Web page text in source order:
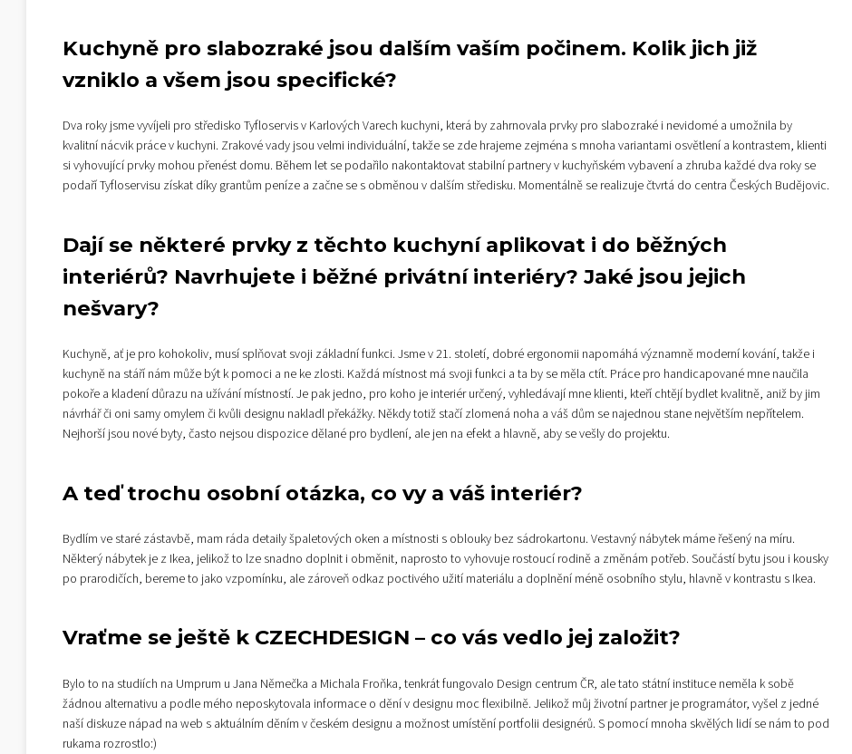
Kuchyně pro slabozraké jsou dalším vaším počinem. Kolik jich již
vzniklo a všem jsou specifické?
Dva roky jsme vyvíjeli pro středisko Tyfloservis v Karlových Varech kuchyni, která by zahrnovala prvky pro slabozraké i nevidomé a umožnila by
kvalitní nácvik práce v kuchyni. Zrakové vady jsou velmi individuální, takže se zde hrajeme zejména s mnoha variantami osvětlení a kontrastem, klienti
si vyhovující prvky mohou přenést domu. Během let se podařilo nakontaktovat stabilní partnery v kuchyňském vybavení a zhruba každé dva roky se
podaří Tyfloservisu získat díky grantům peníze a začne se s obměnou v dalším středisku. Momentálně se realizuje čtvrtá do centra Českých Budějovic.
Dají se některé prvky z těchto kuchyní aplikovat i do běžných
interiérů? Navrhujete i běžné privátní interiéry? Jaké jsou jejich
nešvary?
Kuchyně, ať je pro kohokoliv, musí splňovat svoji základní funkci. Jsme v 21. století, dobré ergonomii napomáhá významně moderní kování, takže i
kuchyně na stáří nám může být k pomoci a ne ke zlosti. Každá místnost má svoji funkci a ta by se měla ctít. Práce pro handicapované mne naučila
pokoře a kladení důrazu na užívání místností. Je pak jedno, pro koho je interiér určený, vyhledávají mne klienti, kteří chtějí bydlet kvalitně, aniž by jim
návrhář či oni samy omylem či kvůli designu nakladl překážky. Někdy totiž stačí zlomená noha a váš dům se najednou stane největším nepřítelem.
Nejhorší jsou nové byty, často nejsou dispozice dělané pro bydlení, ale jen na efekt a hlavně, aby se vešly do projektu.
A teď trochu osobní otázka, co vy a váš interiér?
Bydlím ve staré zástavbě, mam ráda detaily špaletových oken a místnosti s oblouky bez sádrokartonu. Vestavný nábytek máme řešený na míru.
Některý nábytek je z Ikea, jelikož to lze snadno doplnit i obměnit, naprosto to vyhovuje rostoucí rodině a změnám potřeb. Součástí bytu jsou i kousky
po prarodičích, bereme to jako vzpomínku, ale zároveň odkaz poctivého užití materiálu a doplnění méně osobního stylu, hlavně v kontrastu s Ikea.
Vraťme se ještě k CZECHDESIGN – co vás vedlo jej založit?
Bylo to na studiích na Umprum u Jana Němečka a Michala Froňka, tenkrát fungovalo Design centrum ČR, ale tato státní instituce neměla k sobě
žádnou alternativu a podle mého neposkytovala informace o dění v designu moc flexibilně. Jelikož můj životní partner je programátor, vyšel z jedné
naší diskuze nápad na web s aktuálním děním v českém designu a možnost umístění portfolii designérů. S pomocí mnoha skvělých lidí se nám to pod
rukama rozrostlo:)